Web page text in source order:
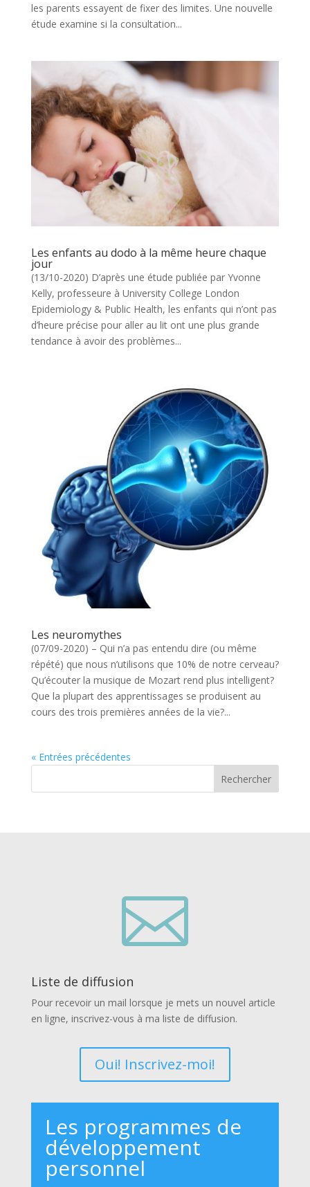
les parents essayent de fixer des limites. Une nouvelle
étude examine si la consultation...
Les enfants au dodo à la même heure chaque
jour
(13/10-2020) D’après une étude publiée par Yvonne
Kelly, professeure à University College London
Epidemiology & Public Health, les enfants qui n’ont pas
d’heure précise pour aller au lit ont une plus grande
tendance à avoir des problèmes...
Les neuromythes
(07/09-2020) – Qui n’a pas entendu dire (ou même
répété) que nous n’utilisons que 10% de notre cerveau?
Qu’écouter la musique de Mozart rend plus intelligent?
Que la plupart des apprentissages se produisent au
cours des trois premières années de la vie?...
« Entrées précédentes
Rechercher

Liste de diffusion
Pour recevoir un mail lorsque je mets un nouvel article
en ligne, inscrivez-vous à ma liste de diffusion.
Oui! Inscrivez-moi!
Les programmes de
développement
personnel